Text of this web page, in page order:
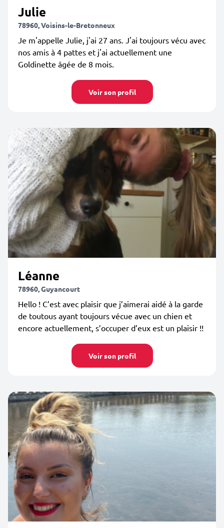
Julie
78960, Voisins-le-Bretonneux
Je m'appelle Julie, j'ai 27 ans. J'ai toujours vécu avec
nos amis à 4 pattes et j'ai actuellement une
Goldinette âgée de 8 mois.
Voir son profil
Léanne
78960, Guyancourt
Hello ! C’est avec plaisir que j’aimerai aidé à la garde
de toutous ayant toujours vécue avec un chien et
encore actuellement, s’occuper d’eux est un plaisir !!
Voir son profil